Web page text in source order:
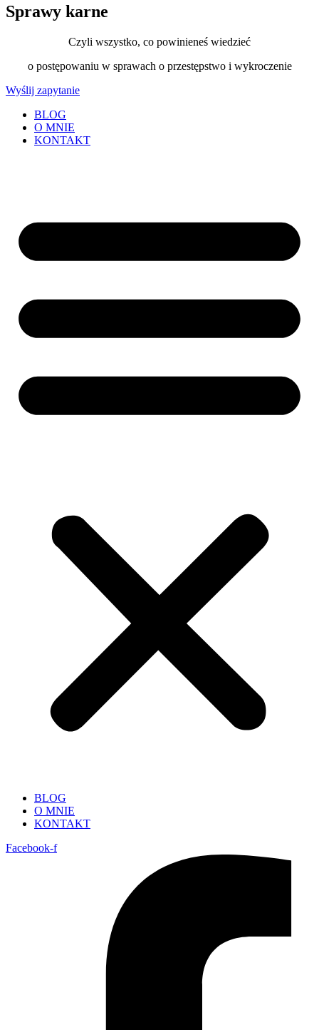
Sprawy karne
Czyli wszystko, co powinieneś wiedzieć
o postępowaniu w sprawach o przestępstwo i wykroczenie
Wyślij zapytanie
BLOG
O MNIE
KONTAKT
BLOG
O MNIE
KONTAKT
Facebook-f